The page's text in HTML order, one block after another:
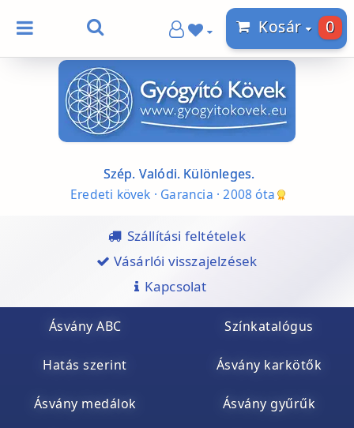
Kosár 0
Szép. Valódi. Különleges.
Eredeti kövek · Garancia · 2008 óta
Szállítási feltételek
Vásárlói visszajelzések
Kapcsolat
Ásvány ABC Színkatalógus
Hatás szerint Ásvány karkötők
Ásvány medálok Ásvány gyűrűk